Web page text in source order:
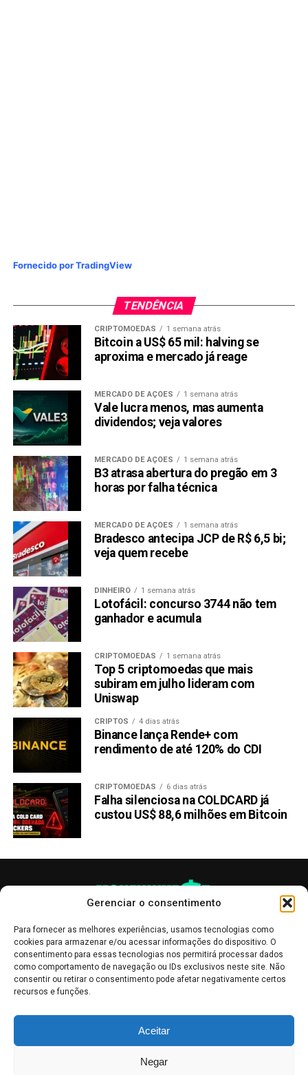
Gerenciar o consentimento
Para fornecer as melhores experiências, usamos tecnologias como
cookies para armazenar e/ou acessar informações do dispositivo. O
consentimento para essas tecnologias nos permitirá processar dados
como comportamento de navegação ou IDs exclusivos neste site. Não
consentir ou retirar o consentimento pode afetar negativamente certos
recursos e funções.
Aceitar
Negar
Fornecido por TradingView
TENDÊNCIA
CRIPTOMOEDAS 1 semana atrás
Bitcoin a US$ 65 mil: halving se
aproxima e mercado já reage
MERCADO DE AÇÕES 1 semana atrás
Vale lucra menos, mas aumenta
dividendos; veja valores
MERCADO DE AÇÕES 1 semana atrás
B3 atrasa abertura do pregão em 3
horas por falha técnica
MERCADO DE AÇÕES 1 semana atrás
Bradesco antecipa JCP de R$ 6,5 bi;
veja quem recebe
DINHEIRO 1 semana atrás
Lotofácil: concurso 3744 não tem
ganhador e acumula
CRIPTOMOEDAS 1 semana atrás
Top 5 criptomoedas que mais
subiram em julho lideram com
Uniswap
CRIPTOS 4 dias atrás
Binance lança Rende+ com
rendimento de até 120% do CDI
CRIPTOMOEDAS 6 dias atrás
Falha silenciosa na COLDCARD já
custou US$ 88,6 milhões em Bitcoin
informativo, servindo como boletins de divulgação, e não devem ser
interpretadas como recomendações de investimento.Leia mais
Bolsa de Valores